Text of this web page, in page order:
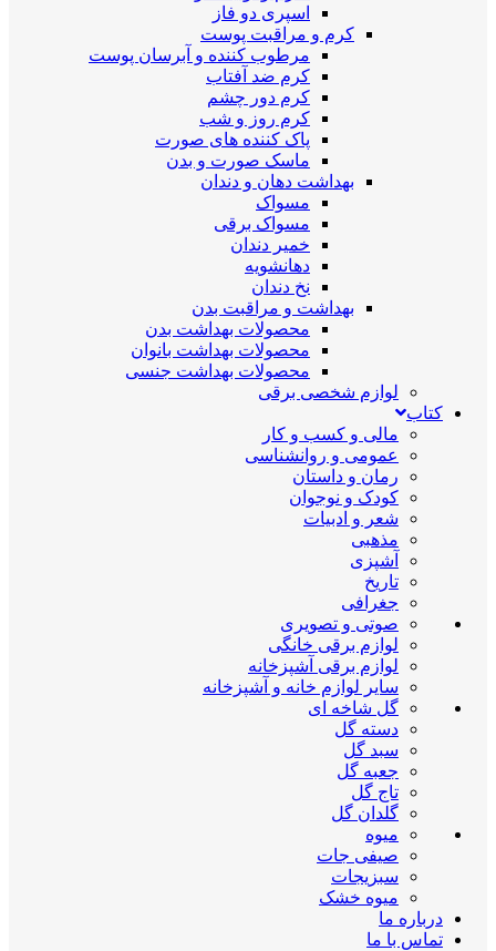
اسپری دو فاز
کرم و مراقبت پوست
مرطوب کننده و آبرسان پوست
کرم ضد آفتاب
کرم دور چشم
کرم روز و شب
پاک کننده های صورت
ماسک صورت و بدن
بهداشت دهان و دندان
مسواک
مسواک برقی
خمیر دندان
دهانشویه
نخ دندان
بهداشت و مراقبت بدن
محصولات بهداشت بدن
محصولات بهداشت بانوان
محصولات بهداشت جنسی
لوازم شخصی برقی
کتاب
مالی و کسب و کار
عمومی و روانشناسی
رمان و داستان
کودک و نوجوان
شعر و ادبیات
مذهبی
آشپزی
تاریخ
جغرافی
صوتی و تصویری
لوازم برقی خانگی
لوازم برقی آشپزخانه
سایر لوازم خانه و آشپزخانه
گل شاخه ای
دسته گل
سبد گل
جعبه گل
تاج گل
گلدان گل
میوه
صیفی جات
سبزیجات
میوه خشک
درباره ما
تماس با ما